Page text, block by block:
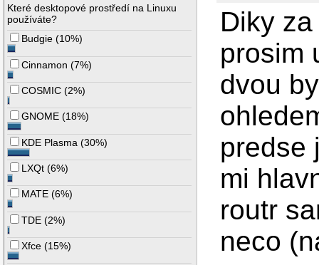
Které desktopové prostředí na Linuxu
používáte?
Budgie (10%)
Cinnamon (7%)
COSMIC (2%)
GNOME (18%)
KDE Plasma (30%)
LXQt (6%)
MATE (6%)
TDE (2%)
Xfce (15%)
Diky
prosim
dvou
predse
mi
routr
neco